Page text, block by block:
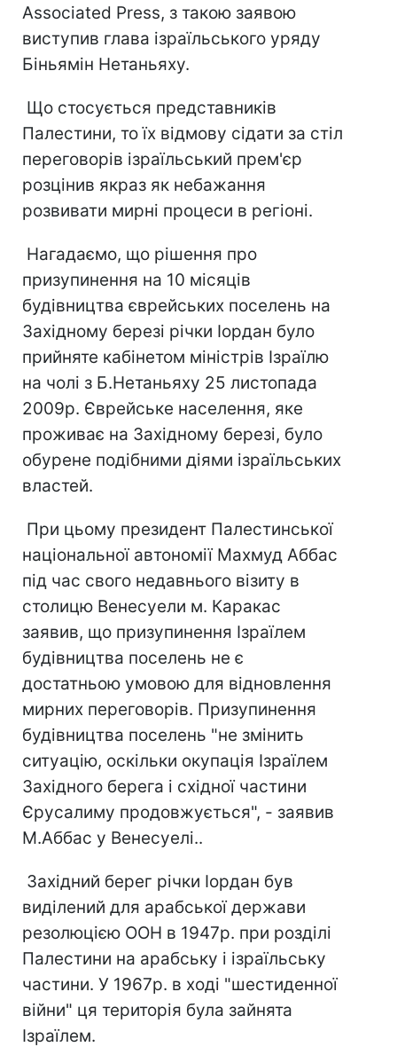
Associated Press, з такою заявою
виступив глава ізраїльського уряду
Біньямін Нетаньяху.
Що стосується представників
Палестини, то їх відмову сідати за стіл
переговорів ізраїльський прем'єр
розцінив якраз як небажання
розвивати мирні процеси в регіоні.
Нагадаємо, що рішення про
призупинення на 10 місяців
будівництва єврейських поселень на
Західному березі річки Іордан було
прийняте кабінетом міністрів Ізраїлю
на чолі з Б.Нетаньяху 25 листопада
2009р. Єврейське населення, яке
проживає на Західному березі, було
обурене подібними діями ізраїльських
властей.
При цьому президент Палестинської
національної автономії Махмуд Аббас
під час свого недавнього візиту в
столицю Венесуели м. Каракас
заявив, що призупинення Ізраїлем
будівництва поселень не є
достатньою умовою для відновлення
мирних переговорів. Призупинення
будівництва поселень "не змінить
ситуацію, оскільки окупація Ізраїлем
Західного берега і східної частини
Єрусалиму продовжується", - заявив
М.Аббас у Венесуелі..
Західний берег річки Іордан був
виділений для арабської держави
резолюцією ООН в 1947р. при розділі
Палестини на арабську і ізраїльську
частини. У 1967р. в ході "шестиденної
війни" ця територія була зайнята
Ізраїлем.